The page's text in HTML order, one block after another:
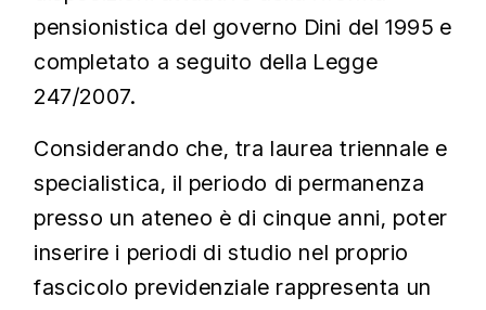
pensionistica del governo Dini del 1995 e
completato a seguito della Legge
247/2007.
Considerando che, tra laurea triennale e
specialistica, il periodo di permanenza
presso un ateneo è di cinque anni, poter
inserire i periodi di studio nel proprio
fascicolo previdenziale rappresenta un